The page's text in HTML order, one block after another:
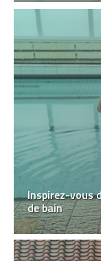
Inspirez-vous
de bain